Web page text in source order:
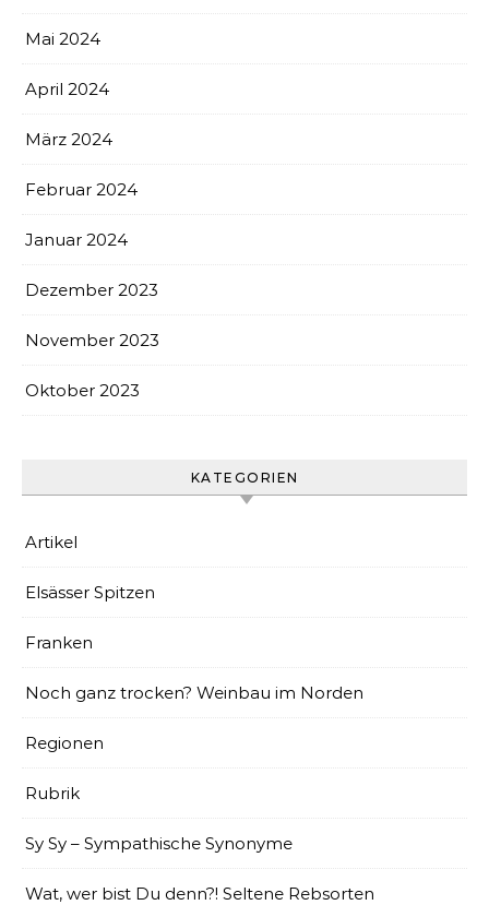
Mai 2024
April 2024
März 2024
Februar 2024
Januar 2024
Dezember 2023
November 2023
Oktober 2023
KATEGORIEN
Artikel
Elsässer Spitzen
Franken
Noch ganz trocken? Weinbau im Norden
Regionen
Rubrik
Sy Sy – Sympathische Synonyme
Wat, wer bist Du denn?! Seltene Rebsorten